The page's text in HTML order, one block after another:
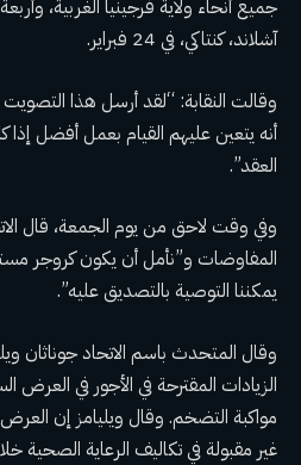
جميع أنحاء ولاية فرجينيا الغربية،
آشلاند، كنتاكي، في 24 فبراير.
وقالت النقابة: “لقد أرسل هذا
أنه يتعين عليهم القيام بعمل أفضل إذا
العقد”.
وفي وقت لاحق من يوم الجمعة، قال
المفاوضات و”نأمل أن يكون كروجر
يمكننا التوصية بالتصديق عليه”.
وقال المتحدث باسم الاتحاد جوناثان
الزيادات المقترحة في الأجور في العرض
مواكبة التضخم. وقال ويليامز إن
غير مقبولة في تكاليف الرعاية الصحية